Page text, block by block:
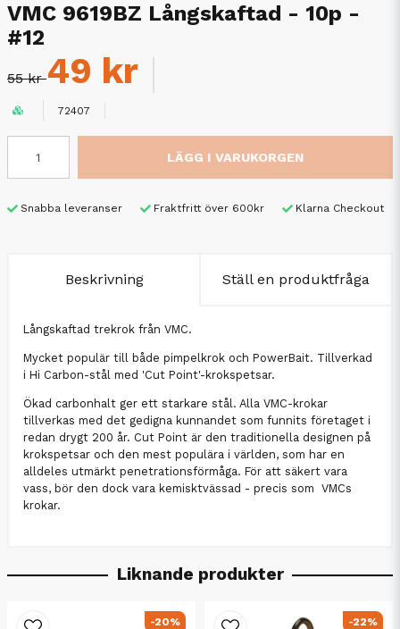
VMC 9619BZ Långskaftad - 10p -
#12
55 kr49 kr
72407
LÄGG I VARUKORGEN
Snabba leveranser Fraktfritt över 600kr Klarna Checkout
Beskrivning Ställ en produktfråga
Långskaftad trekrok från VMC.
Mycket populär till både pimpelkrok och PowerBait. Tillverkad
i Hi Carbon-stål med 'Cut Point'-krokspetsar.
Ökad carbonhalt ger ett starkare stål. Alla VMC-krokar
tillverkas med det gedigna kunnandet som funnits företaget i
redan drygt 200 år. Cut Point är den traditionella designen på
krokspetsar och den mest populära i världen, som har en
alldeles utmärkt penetrationsförmåga. För att säkert vara
vass, bör den dock vara kemisktvässad - precis som VMCs
krokar.
Liknande produkter
-20% -22%